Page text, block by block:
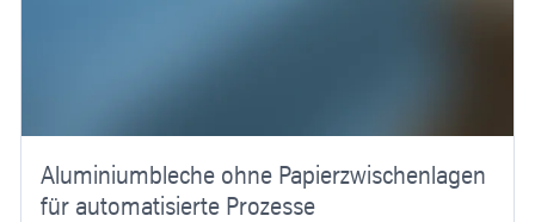
Aluminiumbleche ohne Papierzwischenlagen
für automatisierte Prozesse